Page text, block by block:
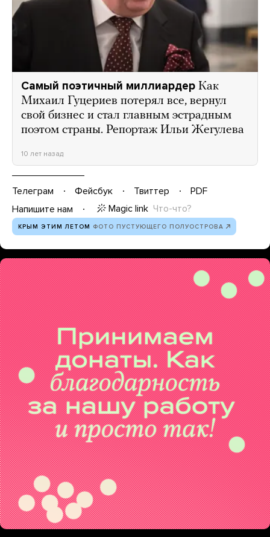
Самый поэтичный миллиардер Как
Михаил Гуцериев потерял все, вернул
свой бизнес и стал главным эстрадным
поэтом страны. Репортаж Ильи Жегулева
10 лет назад
Телеграм Фейсбук Твиттер
PDF
Напишите нам
Magic link Что-что?
КРЫМ ЭТИМ ЛЕТОМ ФОТО ПУСТУЮЩЕГО ПОЛУОСТРОВА